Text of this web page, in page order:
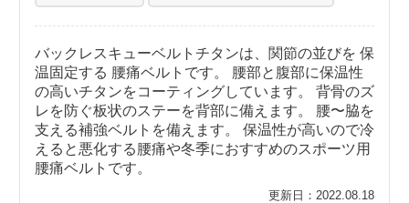
バックレスキューベルトチタンは、関節の並びを 保
温固定する 腰痛ベルトです。 腰部と腹部に保温性
の高いチタンをコーティングしています。 背骨のズ
レを防ぐ板状のステーを背部に備えます。 腰〜脇を
支える補強ベルトを備えます。 保温性が高いので冷
えると悪化する腰痛や冬季におすすめのスポーツ用
腰痛ベルトです。
更新日：2022.08.18